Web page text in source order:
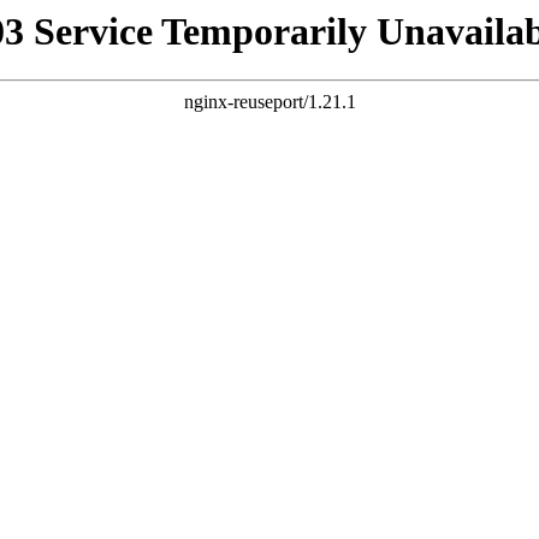
Service Temporarily
nginx-reuseport/1.21.1